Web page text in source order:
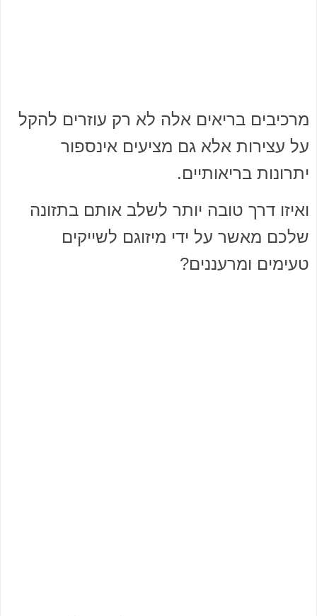
מרכיבים בריאים אלה לא רק עוזרים להקל
על עצירות אלא גם מציעים אינספור
יתרונות בריאותיים.
ואיזו דרך טובה יותר לשלב אותם בתזונה
שלכם מאשר על ידי מיזוגם לשייקים
טעימים ומרעננים?